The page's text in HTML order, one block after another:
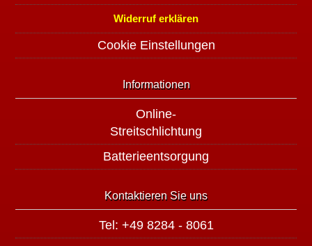
Widerruf erklären
Cookie Einstellungen
Informationen
Online-
Streitschlichtung
Batterieentsorgung
Kontaktieren Sie uns
Tel: +49 8284 - 8061